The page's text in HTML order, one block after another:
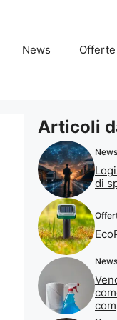
News Offerte
Articoli
News
di
News